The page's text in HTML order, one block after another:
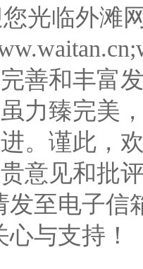
光临外滩
善和丰富
力臻完美
。谨此，
意见和批
电子信箱
与支持！